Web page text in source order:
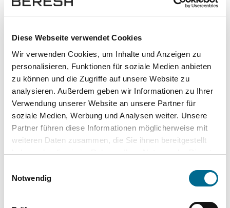
Diese Webseite verwendet Cookies
Wir verwenden Cookies, um Inhalte und Anzeigen zu
personalisieren, Funktionen für soziale Medien anbieten
zu können und die Zugriffe auf unsere Website zu
analysieren. Außerdem geben wir Informationen zu Ihrer
Verwendung unserer Website an unsere Partner für
soziale Medien, Werbung und Analysen weiter. Unsere
Partner führen diese Informationen möglicherweise mit
weiteren Daten zusammen, die Sie ihnen bereitgestellt
haben oder die sie im Rahmen Ihrer Nutzung der Dienste
Cookies, wenn Sie unsere Webseite weiterhin nutzen.
Notwendig
Exposé herunterladen [pdf]
Unsere Vorteile
wuddi Leasing Kauf
Versicherung ✔ - -
-